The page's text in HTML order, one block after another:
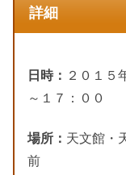
詳細
日時： ２０１５
～１７：００
場所： 天文館・
前